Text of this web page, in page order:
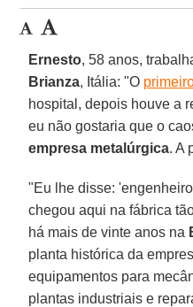
Ernesto, 58 anos,
Brianza, Itália: "O
hospital, depois houve a
eu não gostaria que o
empresa metalúrgica. A
"Eu lhe disse:
chegou aqui na fábrica
há mais de vinte anos na
planta histórica da
equipamentos para
plantas industriais e